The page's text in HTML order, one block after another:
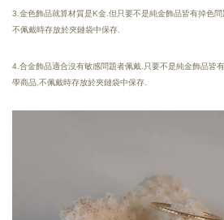
3.金色飾品就算材質是K金.但只要不是純金飾品皆有掉色
不佩戴時存放於夾鏈袋中保存.
4.合金飾品適合沒有敏感問題者佩戴.只要不是純金飾品皆
學商品.不佩戴時存放於夾鏈袋中保存.